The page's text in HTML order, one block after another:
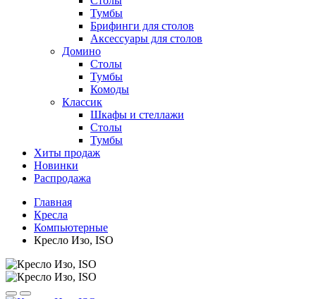
Тумбы
Брифинги для столов
Аксессуары для столов
Домино
Столы
Тумбы
Комоды
Классик
Шкафы и стеллажи
Столы
Тумбы
Хиты продаж
Новинки
Распродажа
Главная
Кресла
Компьютерные
Кресло Изо, ISO